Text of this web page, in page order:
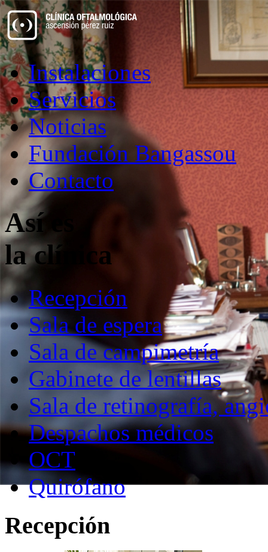
Instalaciones
Servicios
Noticias
Fundación Bangassou
Contacto
Así es
la clínica
Recepción
Sala de espera
Sala de campimetría
Gabinete de lentillas
Sala de retinografía,
Despachos médicos
OCT
Quirófano
Recepción